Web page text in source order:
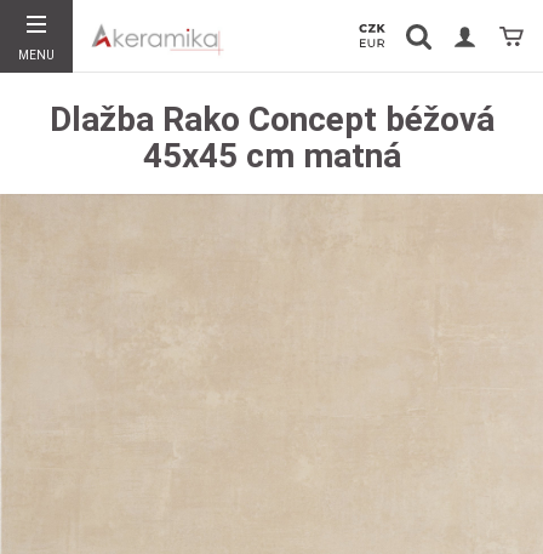
MENU
Vyhledávání Košík
Dlažba Rako Concept béžová
45x45 cm matná